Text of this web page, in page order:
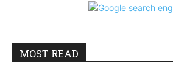
MOST READ